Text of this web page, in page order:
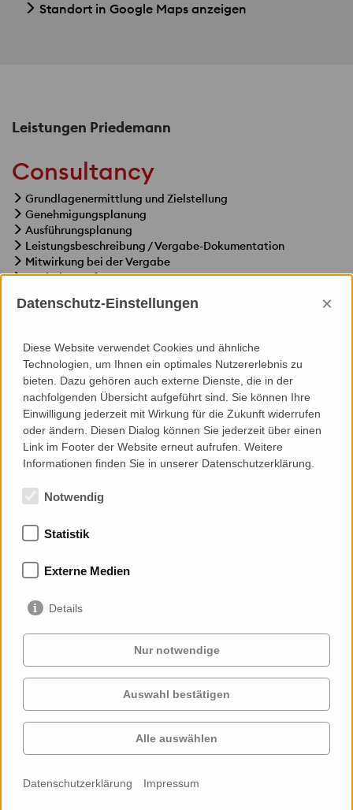
Standort in Google Maps anzeigen
Leistungen Priedemann
Consultancy
Grundlagenermittlung und Zielstellung
Genehmigungsplanung
Ausführungsplanung
Leistungsbeschreibung / Vergabe-Dokumentation
Mitwirkung bei der Vergabe
Werkplanprüfung
Ausführungs-Überwachung
Specials
Thermische Bauphysik
Wärmeschutznachweis/ Energieausweis
Mitgliedschaften
Services
Cases
Auftraggeber
Projekte
Profil
Kontakt
Datenschutz-Einstellungen ×
Diese Website verwendet Cookies und ähnliche
Technologien, um Ihnen ein optimales Nutzererlebnis zu
bieten. Dazu gehören auch externe Dienste, die in der
nachfolgenden Übersicht aufgeführt sind. Sie können Ihre
Einwilligung jederzeit mit Wirkung für die Zukunft widerrufen
oder ändern. Diesen Dialog können Sie jederzeit über einen
Link im Footer der Website erneut aufrufen. Weitere
Informationen finden Sie in unserer Datenschutzerklärung.
Notwendig
Statistik
Externe Medien
Details
Nur notwendige
Auswahl bestätigen
Alle auswählen
Datenschutzerklärung Impressum